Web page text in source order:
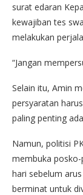
surat edaran
kewajiban tes
melakukan
“Jangan
Selain itu, Amin
persyaratan
paling penting
Namun, politisi
membuka
hari sebelum
berminat untuk